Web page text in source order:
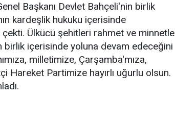
Başkanı Devlet Bahçeli'nin birlik
kardeşlik hukuku içerisinde
çekti. Ülkücü şehitleri rahmet ve minnetle
birlik içerisinde yoluna devam edeceğini
milletimize, Çarşamba'mıza,
Hareket Partimize hayırlı uğurlu olsun.